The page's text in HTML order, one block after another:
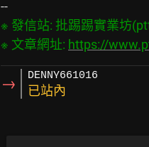
※ 發信站: 批踢踢實業坊
※ 文章網址: https://
→ DENNY661016
已站內